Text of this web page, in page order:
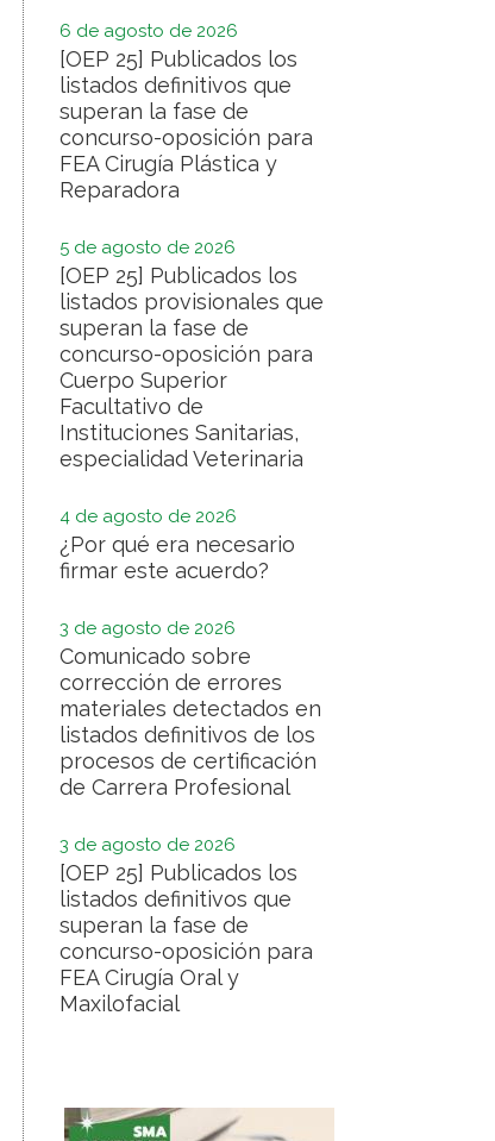
6 de agosto de 2026
[OEP 25] Publicados los
listados definitivos que
superan la fase de
concurso-oposición para
FEA Cirugía Plástica y
Reparadora
5 de agosto de 2026
[OEP 25] Publicados los
listados provisionales que
superan la fase de
concurso-oposición para
Cuerpo Superior
Facultativo de
Instituciones Sanitarias,
especialidad Veterinaria
4 de agosto de 2026
¿Por qué era necesario
firmar este acuerdo?
3 de agosto de 2026
Comunicado sobre
corrección de errores
materiales detectados en
listados definitivos de los
procesos de certificación
de Carrera Profesional
3 de agosto de 2026
[OEP 25] Publicados los
listados definitivos que
superan la fase de
concurso-oposición para
FEA Cirugía Oral y
Maxilofacial